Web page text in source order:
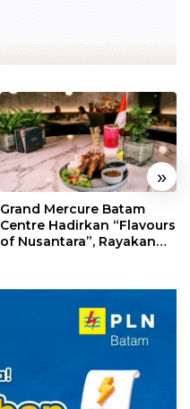
»
Grand Mercure Batam
Centre Hadirkan “Flavours
of Nusantara”, Rayakan